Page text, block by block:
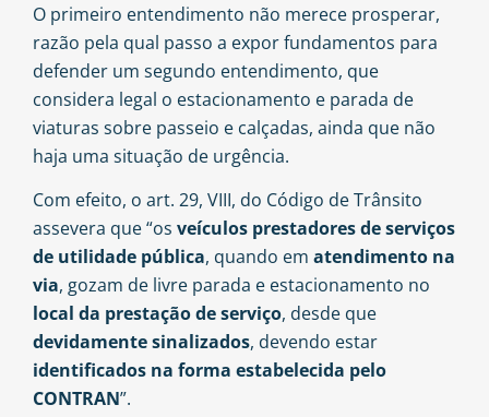
O primeiro entendimento não merece prosperar,
razão pela qual passo a expor fundamentos para
defender um segundo entendimento, que
considera legal o estacionamento e parada de
viaturas sobre passeio e calçadas, ainda que não
haja uma situação de urgência.
Com efeito, o art. 29, VIII, do Código de Trânsito
assevera que “os veículos prestadores de serviços
de utilidade pública, quando em atendimento na
via, gozam de livre parada e estacionamento no
local da prestação de serviço, desde que
devidamente sinalizados, devendo estar
identificados na forma estabelecida pelo
CONTRAN”.